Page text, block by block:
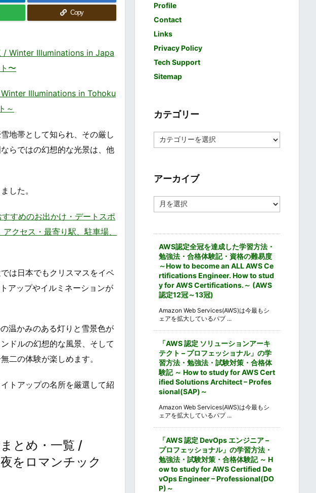
Copy
/ Winter Illuminations in Japa
〜
Winter Illuminations in Tohoku
～
地帯として知られ、その厳し
らではの幻想的な光景は、他
した。
すめのお出かけ・デートスポ
クセス・最寄り駅、駐車場、
は日本でもクリスマスをイベ
アップやイルミネーションが
温かみのある灯りと雪景色が
ドルの幻想的な風景、そして
二の体験が楽しめます。
トアップの名所を厳選して紹
とめ・一覧 /
をロマンチック
Profile
Contact
Links
Privacy Policy
Tech Support
Sitemap
カテゴリー
テ
ー
アーカイブ
ー
AWS認定全冠を達成した学習方法・
勉強法・合格体験記・資格の難易度
～How to become an ALL AWS Ce
rtifications Engineer. How to stud
y for AWS Certifications.～ (AWS
認定12冠～13冠)
Amazon Web Services(AWS)は今最もシ
ェアを拡大しているパブ ...
「AWS 認定 ソリューションアーキ
テクト – プロフェッショナル」の学
習方法・勉強法・試験対策・合格体
験記 ～ How to study for AWS Cert
ified Solutions Architect – Profes
sional(SAP)～
Amazon Web Services(AWS)は今最もシ
ェアを拡大しているパブ ...
「AWS 認定 DevOps エンジニア –
プロフェッショナル」の学習方法・
勉強法・試験対策・合格体験記 ～ H
ow to study for AWS Certified De
vOps Engineer – Professional(DO
P)～